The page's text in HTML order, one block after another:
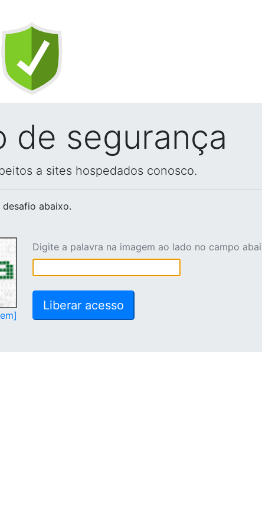
de segurança
a sites hospedados conosco.
abaixo.
Digite a palavra na imagem ao lado no campo